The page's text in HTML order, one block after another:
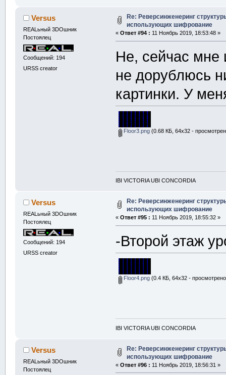
Versus
REALьный 3DOшник
Постоялец
Сообщений: 194
URSS creator
Re: Реверсинженеринг
использующих шифрование
«Ответ #94 : 11 Ноябрь 2019, 18:53:48 »
Не, сейчас мне
не дорублюсь
картинки. У
Floor3.png(0.68 КБ, 64x32 -
IBI VICTORIA UBI CONCORDIA
Versus
REALьный 3DOшник
Постоялец
Сообщений: 194
URSS creator
Re: Реверсинженеринг
использующих шифрование
«Ответ #95 : 11 Ноябрь 2019, 18:55:32 »
-Второй этаж
Floor4.png(0.4 КБ, 64x32 -
IBI VICTORIA UBI CONCORDIA
Versus
REALьный 3DOшник
Постоялец
Re: Реверсинженеринг
использующих шифрование
«Ответ #96 : 11 Ноябрь 2019, 18:56:31 »